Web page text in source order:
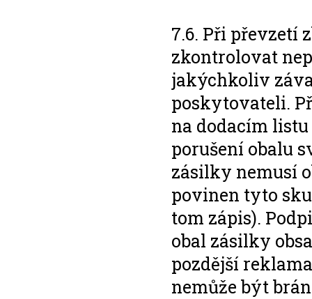
7.6. Při převzetí
zkontrolovat
jakýchkoliv
poskytovateli.
na dodacím
porušení obalu
zásilky nemusí
povinen tyto
tom zápis).
obal zásilky
pozdější
nemůže být